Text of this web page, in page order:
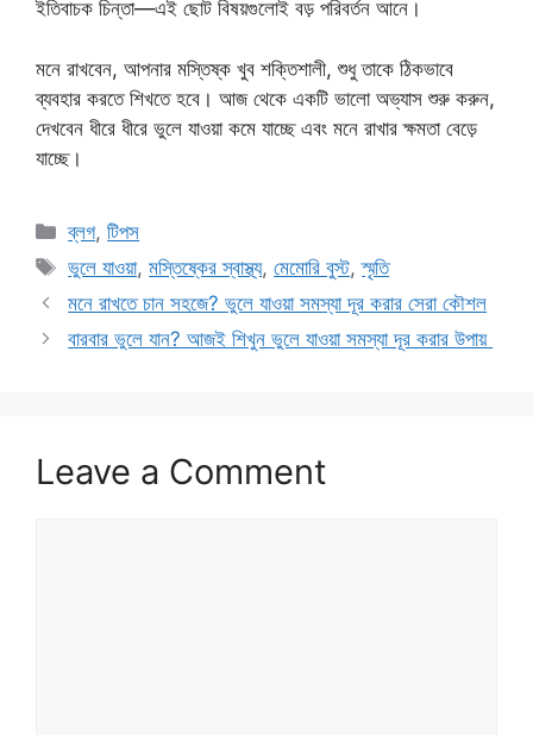
ইতিবাচক চিন্তা—এই ছোট বিষয়গুলোই বড় পরিবর্তন আনে।
মনে রাখবেন, আপনার মস্তিষ্ক খুব শক্তিশালী, শুধু তাকে ঠিকভাবে
ব্যবহার করতে শিখতে হবে। আজ থেকে একটি ভালো অভ্যাস শুরু করুন,
দেখবেন ধীরে ধীরে ভুলে যাওয়া কমে যাচ্ছে এবং মনে রাখার ক্ষমতা বেড়ে
যাচ্ছে।
Categories
ব্লগ,টিপস
Tags
ভুলে যাওয়া,মস্তিষ্কের স্বাস্থ্য,মেমোরি বুস্ট,স্মৃতি
মনে রাখতে চান সহজে? ভুলে যাওয়া সমস্যা দূর করার সেরা কৌশল
বারবার ভুলে যান? আজই শিখুন ভুলে যাওয়া সমস্যা দূর করার উপায়
Leave a Comment